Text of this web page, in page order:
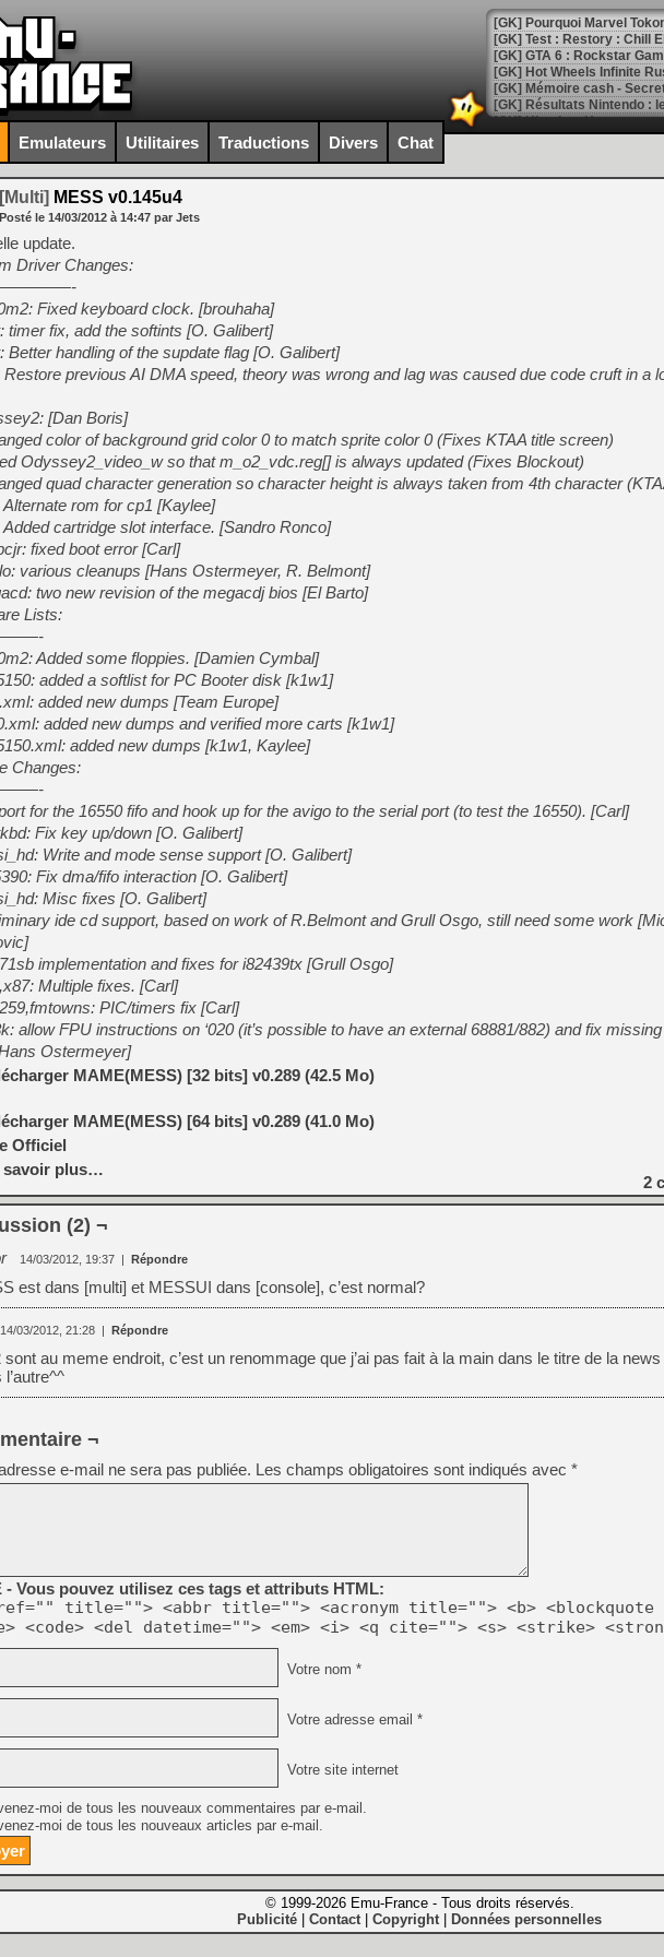
[GK] Pourquoi Marvel
[GK] Test : Restory : Chill
[GK] GTA 6 : Rockstar
[GK] Hot Wheels Infinite
[GK] Mémoire cash -
[GK] Résultats Nintendo :
[GK] Déjà des
[Mo5] Brickboy cherche à
[GK] Minecraft et ses «
[GK] Beast of
[GK] Ubisoft : fin de partie
[GK] Mémoire cash -
[GK] Dan Houser (GTA)
[GK] Comment EA Sports
[GK] Crimson Moon : un
[GK] Isle of Reveries : le
[GK] Moonlighter 2 : The
[GK] Capcom relance
[Mo5] Deux inédits du
[GK] Le beat'em up The
[GK] Endless Legend 2 :
[LS] [PS5] Le WebKit
[GK] Oubliez Crazy Taxi,
[LS] [Switch] NSZ 5.0.0
[GK] No More Room in
[GK] Un chatbot Atelier
[GK] Mémoire cash -
[GK] Nvidia : le prix des
[GK] Suikoden Star Leap
[Mo5] La mini borne
Emulateurs Utilitaires Traductions Divers Chat
[Multi] MESS v0.145u4
Posté le 14/03/2012 à 14:47 par Jets
update.
Driver Changes:
Fixed keyboard clock. [brouhaha]
timer fix, add the softints [O. Galibert]
Better handling of the supdate flag [O. Galibert]
Restore previous AI DMA speed, theory was wrong and lag was caused due code cruft in a
[Dan Boris]
color of background grid color 0 to match sprite color 0 (Fixes KTAA title screen)
Odyssey2_video_w so that m_o2_vdc.reg[] is always updated (Fixes Blockout)
quad character generation so character height is always taken from 4th character
Alternate rom for cp1 [Kaylee]
Added cartridge slot interface. [Sandro Ronco]
fixed boot error [Carl]
various cleanups [Hans Ostermeyer, R. Belmont]
two new revision of the megacdj bios [El Barto]
Lists:
Added some floppies. [Damien Cymbal]
added a softlist for PC Booter disk [k1w1]
added new dumps [Team Europe]
added new dumps and verified more carts [k1w1]
added new dumps [k1w1, Kaylee]
Changes:
for the 16550 fifo and hook up for the avigo to the serial port (to test the 16550). [Carl]
Fix key up/down [O. Galibert]
Write and mode sense support [O. Galibert]
Fix dma/fifo interaction [O. Galibert]
Misc fixes [O. Galibert]
ide cd support, based on work of R.Belmont and Grull Osgo, still need some work
implementation and fixes for i82439tx [Grull Osgo]
Multiple fixes. [Carl]
PIC/timers fix [Carl]
allow FPU instructions on ‘020 (it’s possible to have an external 68881/882) and fix
Ostermeyer]
MAME(MESS) [32 bits] v0.289 (42.5 Mo)
MAME(MESS) [64 bits] v0.289 (41.0 Mo)
Officiel
savoir plus…
2
(2) ¬
14/03/2012, 19:37 | Répondre
est dans [multi] et MESSUI dans [console], c’est normal?
14/03/2012, 21:28 | Répondre
sont au meme endroit, c’est un renommage que j’ai pas fait à la main dans le titre de la
l’autre^^
¬
e-mail ne sera pas publiée. Les champs obligatoires sont indiqués avec *
- Vous pouvez utilisez ces tags et attributs HTML:
title=""> <abbr title=""> <acronym title=""> <b> <blockquote
<code> <del datetime=""> <em> <i> <q cite=""> <s> <strike>
Votre nom *
Votre adresse email *
Votre site internet
moi de tous les nouveaux commentaires par e-mail.
moi de tous les nouveaux articles par e-mail.
© 1999-2026 Emu-France - Tous droits réservés.
Publicité Contact| Copyright| Données personnelles